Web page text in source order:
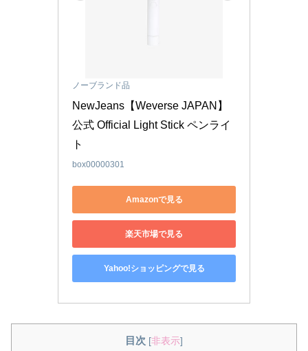
ノーブランド品
NewJeans【Weverse JAPAN】
公式 Official Light Stick ペンライ
ト
box00000301
Amazonで見る
楽天市場で見る
Yahoo!ショッピングで見る
目次 [非表示]